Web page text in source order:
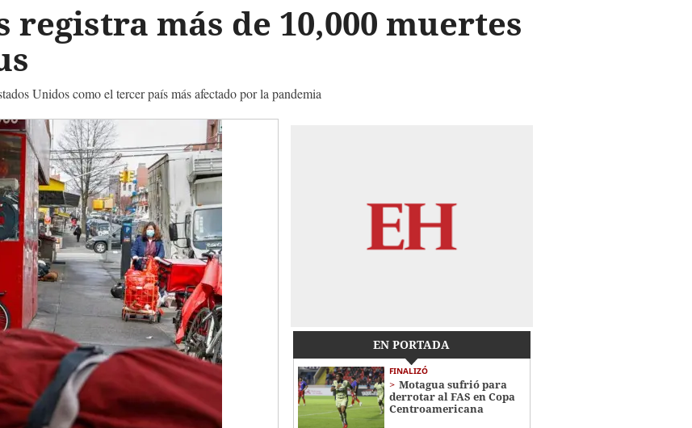
registra más de 10,000 muertes
Unidos como el tercer país más afectado por la pandemia
EN PORTADA
FINALIZÓ
Motagua sufrió para
derrotar al FAS en Copa
Centroamericana